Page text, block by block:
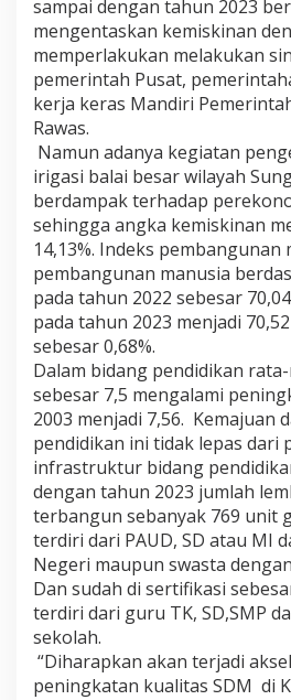
sampai dengan tahun 2023
mengentaskan kemiskinan
memperlakukan melakukan
pemerintah Pusat,
kerja keras Mandiri
Rawas.
Namun adanya kegiatan
irigasi balai besar wilayah
berdampak terhadap
sehingga angka kemiskinan
14,13%. Indeks pembangunan
pembangunan manusia
pada tahun 2022 sebesar
pada tahun 2023 menjadi
sebesar 0,68%.
Dalam bidang pendidikan
sebesar 7,5 mengalami
2003 menjadi 7,56. Kemajuan
pendidikan ini tidak lepas dari
infrastruktur bidang
dengan tahun 2023 jumlah
terbangun sebanyak 769 unit
terdiri dari PAUD, SD atau MI
Negeri maupun swasta
Dan sudah di sertifikasi
terdiri dari guru TK, SD,SMP
sekolah.
“Diharapkan akan terjadi
peningkatan kualitas SDM di